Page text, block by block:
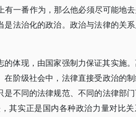
一番作为，那么他必须尽可能地去
法治化的政治。政治与法律的关
体现，由国家强制力保证其实施
阶级社会中，法律直接受政治的
不同的法律规范、不同的法律部
其实正是国内各种政治力量对比